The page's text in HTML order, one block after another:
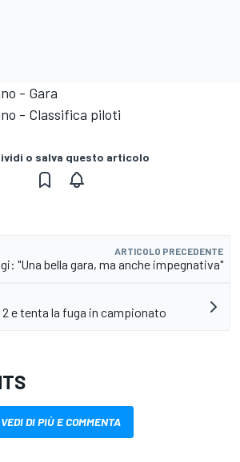
- Gara
- Classifica piloti
o salva questo articolo
ARTICOLO PRECEDENTE
"Una bella gara, ma anche impegnativa"
e tenta la fuga in campionato
VEDI DI PIÙ E COMMENTA